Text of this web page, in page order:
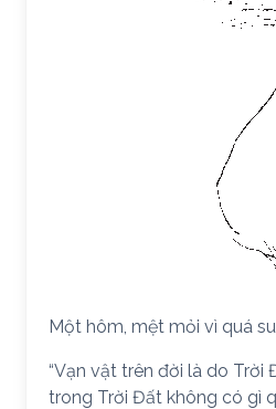
Một hôm, mệt mỏi vì quá
“Vạn vật trên đời là do
trong Trời Đất không có gì